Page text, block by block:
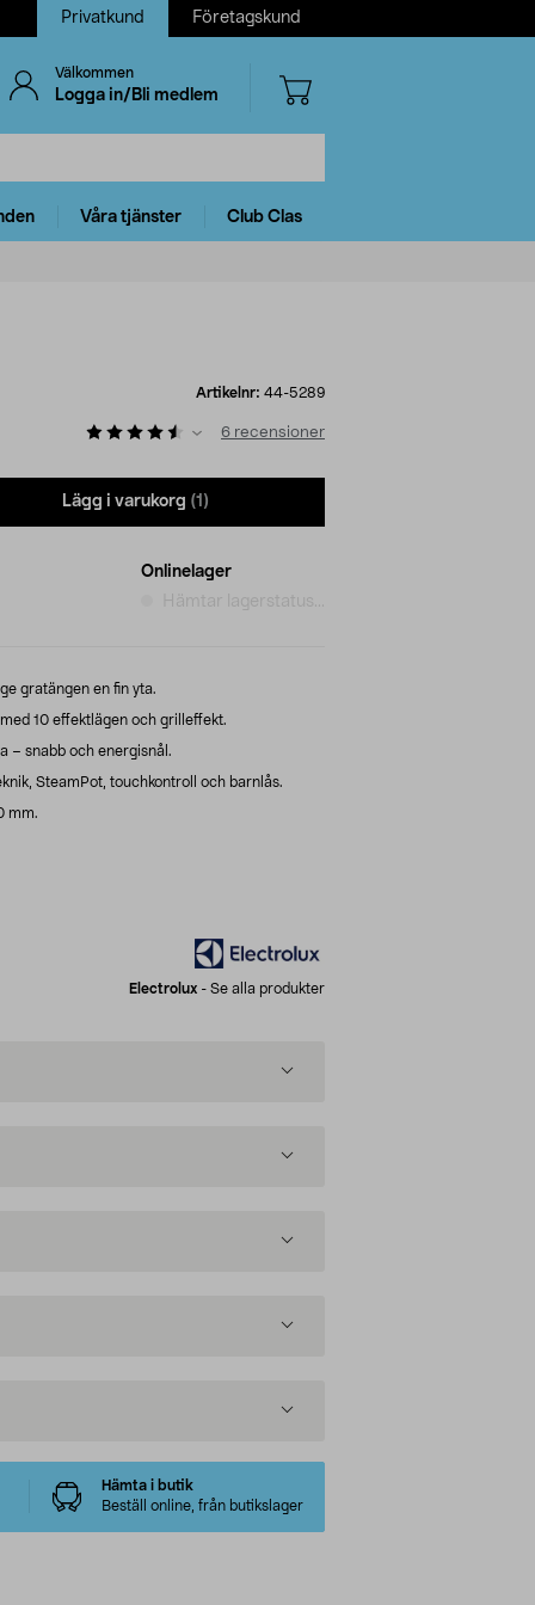
Privatkund Företagskund
Välkommen
Logga in/Bli medlem
Våra tjänster Club Clas
Artikelnr: 44-5289
6 recensioner
Lägg i varukorg (1)
Onlinelager
Hämtar lagerstatus...
gratängen en fin yta.
10 effektlägen och grilleffekt.
– snabb och energisnål.
SteamPot, touchkontroll och barnlås.
mm.
Electrolux - Se alla produkter
Hämta i butik
Beställ online, från butikslager